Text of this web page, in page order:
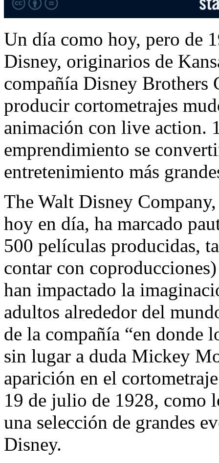
Un día como hoy, pero de
Disney, originarios de
compañía Disney Brothers
producir cortometrajes
animación con live action.
emprendimiento se
entretenimiento más
The Walt Disney
hoy en día, ha marcado
500 películas producidas,
contar con
han impactado la
adultos alrededor del
de la compañía “en donde
sin lugar a duda Mickey
aparición en el
19 de julio de 1928, como
una selección de grandes
Disney.